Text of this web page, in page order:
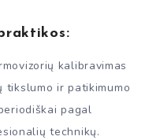
kalibravimas
tikslumo ir patikimumo
pagal
technikų.